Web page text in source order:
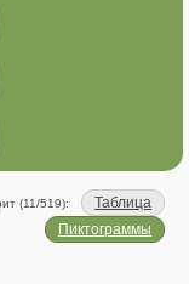
(11/519):
Таблица
Пиктограммы